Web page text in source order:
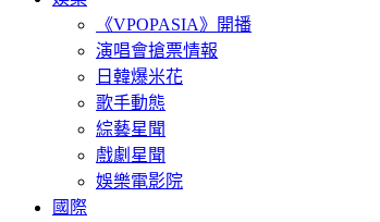
《VPOPASIA》開播
演唱會搶票情報
日韓爆米花
歌手動態
綜藝星聞
戲劇星聞
娛樂電影院
國際